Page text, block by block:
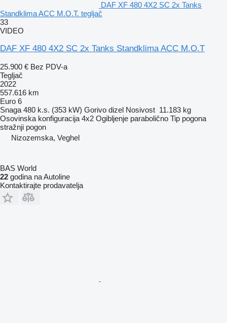
DAF XF 480 4X2 SC 2x Tanks
Standklima ACC M.O.T. tegljač
33
VIDEO
DAF XF 480 4X2 SC 2x Tanks Standklima ACC M.O.T
25.900 € Bez PDV-a
Tegljač
2022
557.616 km
Euro 6
Snaga 480 k.s. (353 kW) Gorivo dizel Nosivost 11.183 kg
Osovinska konfiguracija 4x2 Ogibljenje parabolično Tip pogona
stražnji pogon
Nizozemska, Veghel
BAS World
22 godina na Autoline
Kontaktirajte prodavatelja